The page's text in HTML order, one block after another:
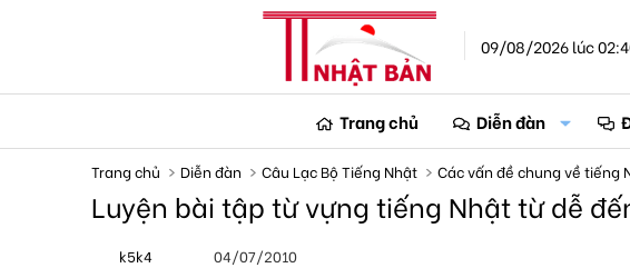
09/08/2026 lúc
Trang chủ Diễn đàn
Trang chủ Diễn đàn Câu Lạc Bộ Tiếng Nhật Các vấn đề chung về tiếng
Luyện bài tập từ vựng tiếng Nhật từ dễ
k5k4 04/07/2010